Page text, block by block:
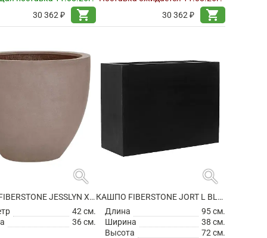
30 362 ₽
shopping_cart
30 362 ₽
shopping_cart
search
КАШПО FIBERSTONE JESSLYN XS, TAUPE
42 см.
36 см.
search
КАШПО FIBERSTONE JORT L BLACK
Длина
95 см.
Ширина
38 см.
Высота
72 см.